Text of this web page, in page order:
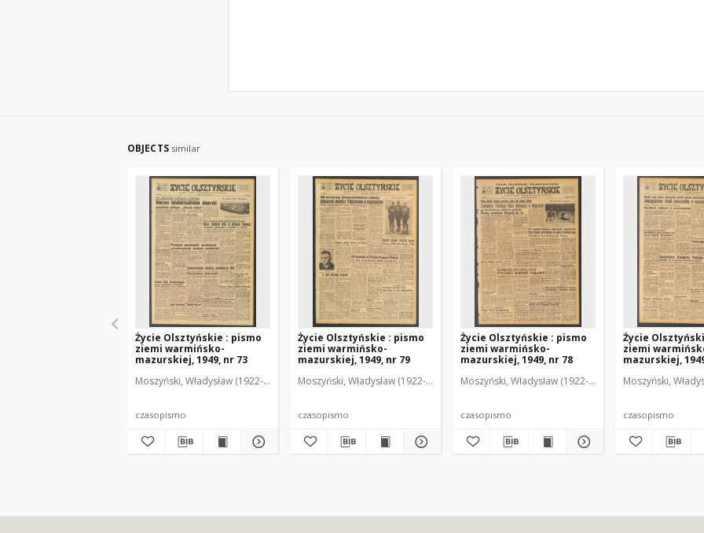
OBJECTS similar
Życie Olsztyńskie : pismo
ziemi warmińsko-
mazurskiej, 1949, nr 73
Moszyński, Władysław (1922-2001). Red. Mroczkowski, Włodzimierz (1902-1971). Red. Osiecki, Andrzej. Red.
czasopismo
Życie Olsztyńskie : pismo
ziemi warmińsko-
mazurskiej, 1949, nr 79
Moszyński, Władysław (1922-2001). Red. Mroczkowski, Włodzimierz (1902-1971). Red.
czasopismo
Życie Olsztyńskie : pismo
ziemi warmińsko-
mazurskiej, 1949, nr 78
Moszyński, Władysław (1922-2001). Red. Mroczkowski,
czasopismo
Życie
ziemi
mazurskiej,
Moszyński,
czasopismo